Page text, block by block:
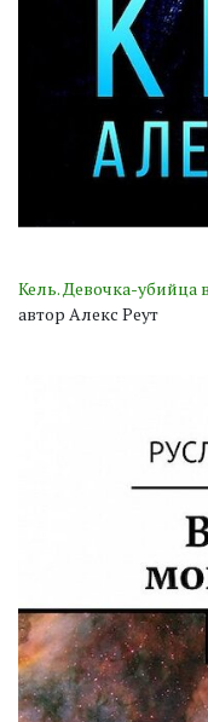
Кель. Девочка-убийца
автор Алекс Реут